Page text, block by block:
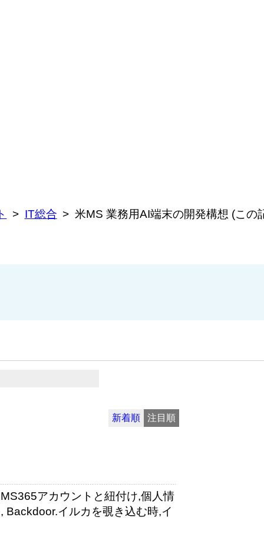
IT総合 米MS 業務用AI端末の開発構想 (この
新着順 注目順
アカウントと紐付け,個人情
イルカを覗き込む時,イ